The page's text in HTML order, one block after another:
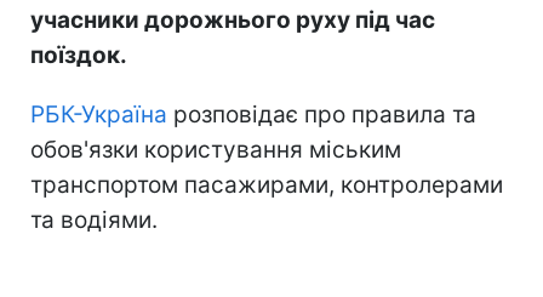
учасники дорожнього руху під час
поїздок.
РБК-Україна розповідає про правила та
обов'язки користування міським
транспортом пасажирами, контролерами
та водіями.